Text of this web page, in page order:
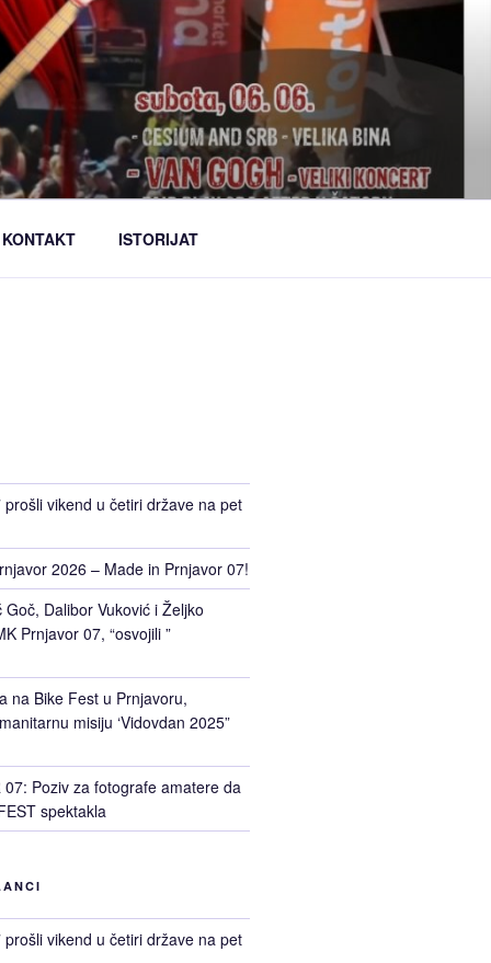
KONTAKT ISTORIJAT
prošli vikend u četiri države na pet
2026 – Made in Prnjavor 07!
Dalibor Vuković i Željko
Prnjavor 07, “osvojili ”
na Bike Fest u Prnjavoru,
misiju ‘Vidovdan 2025”
07: Poziv za fotografe amatere da
spektakla
prošli vikend u četiri države na pet